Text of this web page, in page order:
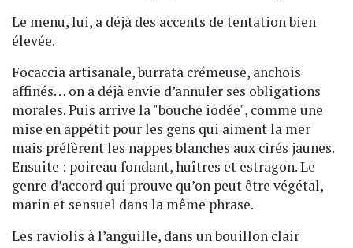
Le menu, lui, a déjà des accents de tentation bien
élevée.
Focaccia artisanale, burrata crémeuse, anchois
affinés… on a déjà envie d’annuler ses obligations
morales. Puis arrive la "bouche iodée", comme une
mise en appétit pour les gens qui aiment la mer
mais préfèrent les nappes blanches aux cirés jaunes.
Ensuite : poireau fondant, huîtres et estragon. Le
genre d’accord qui prouve qu’on peut être végétal,
marin et sensuel dans la même phrase.
Les raviolis à l’anguille, dans un bouillon clair